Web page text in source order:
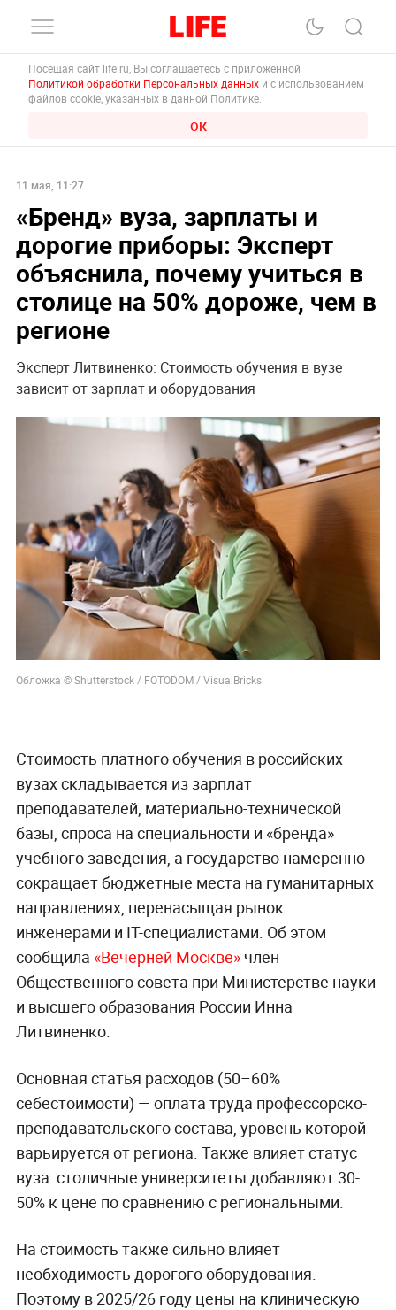
Посещая сайт life.ru, Вы соглашаетесь с приложенной
Политикой обработки Персональных данных и с использованием
файлов cookie, указанных в данной Политике.
ОК
11 мая, 11:27
«Бренд» вуза, зарплаты и
дорогие приборы: Эксперт
объяснила, почему учиться в
столице на 50% дороже, чем в
регионе
Эксперт Литвиненко: Стоимость обучения в вузе
зависит от зарплат и оборудования
Обложка © Shutterstock / FOTODOM / VisualBricks
Стоимость платного обучения в российских
вузах складывается из зарплат
преподавателей, материально-технической
базы, спроса на специальности и «бренда»
учебного заведения, а государство намеренно
сокращает бюджетные места на гуманитарных
направлениях, перенасыщая рынок
инженерами и IT-специалистами. Об этом
сообщила «Вечерней Москве» член
Общественного совета при Министерстве науки
и высшего образования России Инна
Литвиненко.
Основная статья расходов (50–60%
себестоимости) — оплата труда профессорско-
преподавательского состава, уровень которой
варьируется от региона. Также влияет статус
вуза: столичные университеты добавляют 30-
50% к цене по сравнению с региональными.
На стоимость также сильно влияет
необходимость дорогого оборудования.
Поэтому в 2025/26 году цены на клиническую